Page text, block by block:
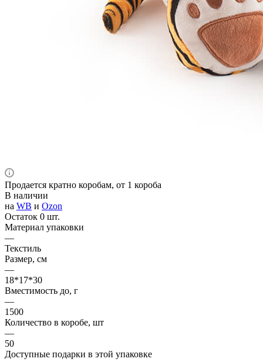
Продается кратно коробам, от 1 короба
В наличии
на WB и Ozon
Остаток 0 шт.
Материал упаковки
—
Текстиль
Размер, см
—
18*17*30
Вместимость до, г
—
1500
Количество в коробе, шт
—
50
Доступные подарки в этой упаковке